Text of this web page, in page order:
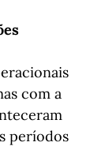
com a
períodos